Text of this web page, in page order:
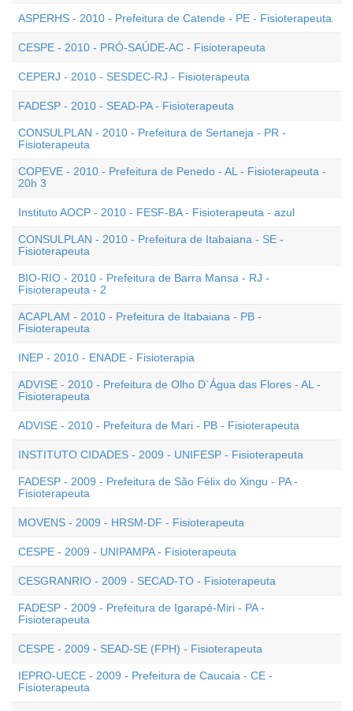
ASPERHS - 2010 - Prefeitura de Catende - PE - Fisioterapeuta
CESPE - 2010 - PRÓ-SAÚDE-AC - Fisioterapeuta
CEPERJ - 2010 - SESDEC-RJ - Fisioterapeuta
FADESP - 2010 - SEAD-PA - Fisioterapeuta
CONSULPLAN - 2010 - Prefeitura de Sertaneja - PR -
Fisioterapeuta
COPEVE - 2010 - Prefeitura de Penedo - AL - Fisioterapeuta -
20h 3
Instituto AOCP - 2010 - FESF-BA - Fisioterapeuta - azul
CONSULPLAN - 2010 - Prefeitura de Itabaiana - SE -
Fisioterapeuta
BIO-RIO - 2010 - Prefeitura de Barra Mansa - RJ -
Fisioterapeuta - 2
ACAPLAM - 2010 - Prefeitura de Itabaiana - PB -
Fisioterapeuta
INEP - 2010 - ENADE - Fisioterapia
ADVISE - 2010 - Prefeitura de Olho D`Água das Flores - AL -
Fisioterapeuta
ADVISE - 2010 - Prefeitura de Mari - PB - Fisioterapeuta
INSTITUTO CIDADES - 2009 - UNIFESP - Fisioterapeuta
FADESP - 2009 - Prefeitura de São Félix do Xingu - PA -
Fisioterapeuta
MOVENS - 2009 - HRSM-DF - Fisioterapeuta
CESPE - 2009 - UNIPAMPA - Fisioterapeuta
CESGRANRIO - 2009 - SECAD-TO - Fisioterapeuta
FADESP - 2009 - Prefeitura de Igarapé-Miri - PA -
Fisioterapeuta
CESPE - 2009 - SEAD-SE (FPH) - Fisioterapeuta
IEPRO-UECE - 2009 - Prefeitura de Caucaia - CE -
Fisioterapeuta